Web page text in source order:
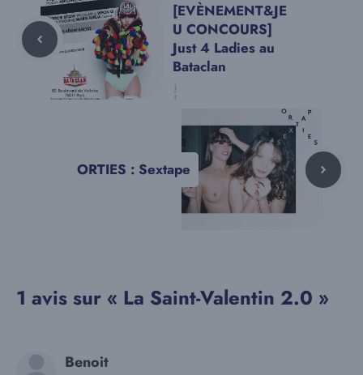
[EVÈNEMENT&JE
U CONCOURS]
Just 4 Ladies au
Bataclan
ORTIES : Sextape
1 avis sur « La Saint-Valentin 2.0 »
Benoit